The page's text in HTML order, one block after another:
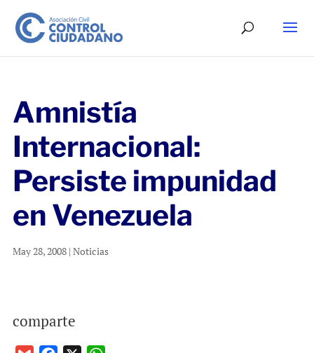
Amnistía
Internacional:
Persiste impunidad
en Venezuela
May 28, 2008| Noticias
comparte